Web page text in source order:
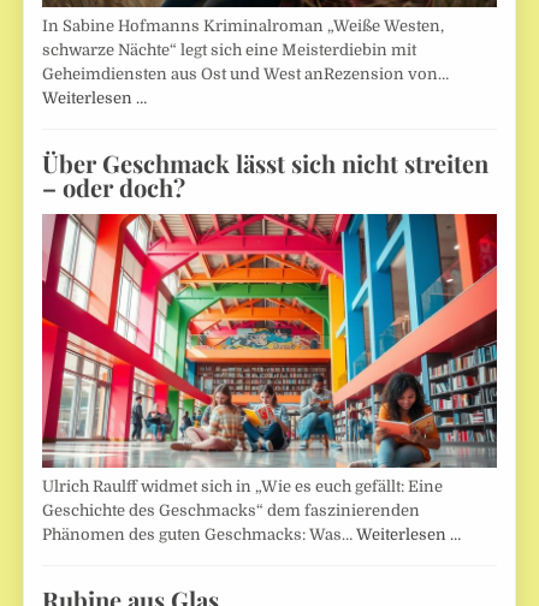
In Sabine Hofmanns Kriminalroman „Weiße Westen,
schwarze Nächte“ legt sich eine Meisterdiebin mit
Geheimdiensten aus Ost und West anRezension von…
Weiterlesen …
Über Geschmack lässt sich nicht streiten
– oder doch?
Ulrich Raulff widmet sich in „Wie es euch gefällt: Eine
Geschichte des Geschmacks“ dem faszinierenden
Phänomen des guten Geschmacks: Was…Weiterlesen …
Rubine aus Glas